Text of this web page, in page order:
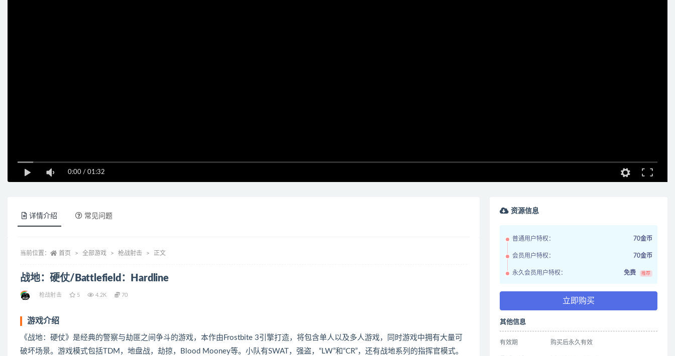
0:00 / 01:32
详情介绍 常见问题
当前位置： 首页 全部游戏 枪战射击 正文
战地：硬仗/Battlefield：Hardline
枪战射击 5 4.2K 70
游戏介绍
《战地：硬仗》是经典的警察与劫匪之间争斗的游戏，本作由Frostbite 3引擎打造，将包含单人以及多人游戏，同时游戏中拥有大量可
破坏场景。游戏模式包括TDM，地盘战，劫掠，Blood Mooney等。小队有SWAT，强盗，“LW”和“CR”，还有战地系列的指挥官模式。
资源信息
普通用户特权： 70金币
会员用户特权： 70金币
永久会员用户特权： 免费 推荐
立即购买
其他信息
有效期 购买后永久有效